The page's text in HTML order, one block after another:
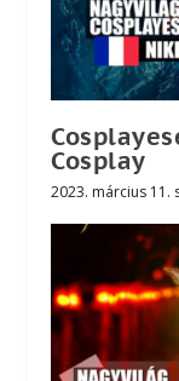
Cosplay
2023. március 11.